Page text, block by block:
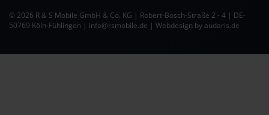
© 2026 R & S Mobile GmbH & Co. KG | Robert-Bosch-Straße 2 - 4 | DE-
50769 Köln-Fühlingen | info@rsmobile.de | Webdesign by audaris.de